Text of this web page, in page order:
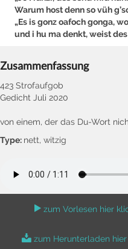
Warum host denn so vüh
„Es is gonz oafoch gonga,
und i hu ma denkt, weist
Zusammenfassung
423 Strofaufgob
Gedicht Juli 2020
von einem, der das Du-Wort
Type: nett, witzig
zum Vorlesen hier
zum Herunterladen